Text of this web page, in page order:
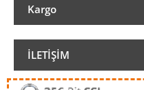
Kargo
İLETIŞIM